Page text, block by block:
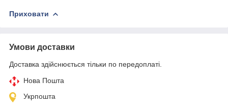
Приховати
Умови доставки
Доставка здійснюється тільки по передоплаті.
Нова Пошта
Укрпошта